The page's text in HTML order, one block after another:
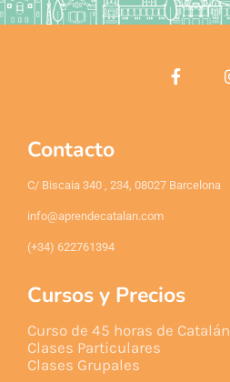
Contacto
C/ Biscaia 340 , 234, 08027 Barcelona
info@aprendecatalan.com
(+34) 622761394
Cursos y Precios
Curso de 45 horas de Catalán
Clases Particulares
Clases Grupales